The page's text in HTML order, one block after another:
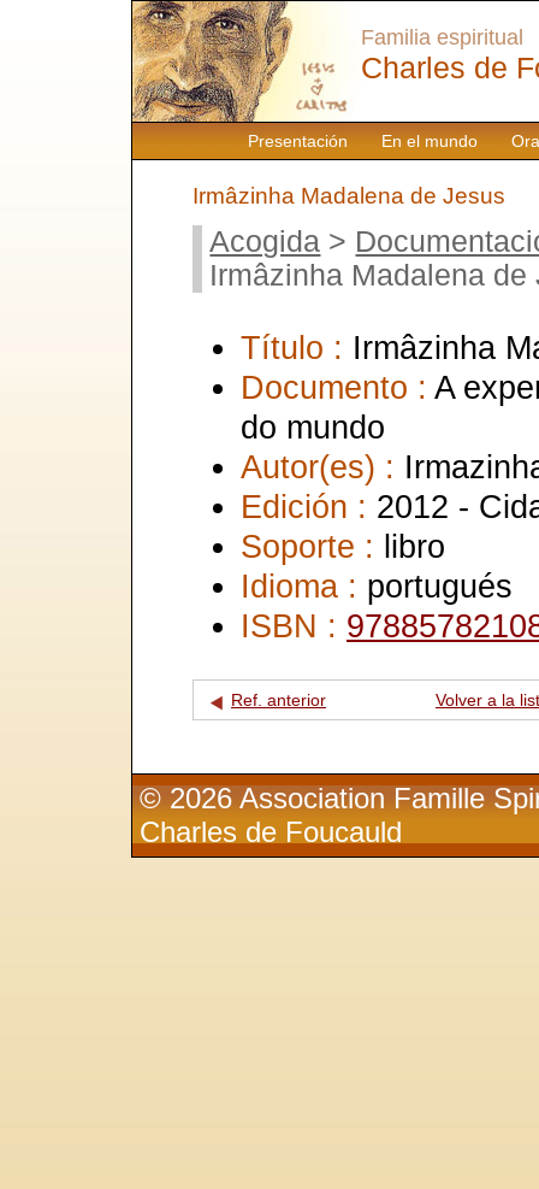
Presentación En el mundo
Familia espiritual
Charles de
Irmâzinha Madalena de Jesus
Acogida >
Irmâzinha Madalena de
Título : Irmâzinha
Documento : A
do mundo
Autor(es) :
Edición : 2012 -
Soporte : libro
Idioma : portugués
ISBN :
Ref. anterior Volver a la
© 2026 Association Famille
Charles de Foucauld